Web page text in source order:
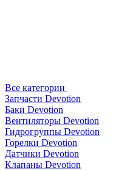
Все категории
Запчасти Devotion
Баки Devotion
Вентиляторы Devotion
Гидрогруппы Devotion
Горелки Devotion
Датчики Devotion
Клапаны Devotion